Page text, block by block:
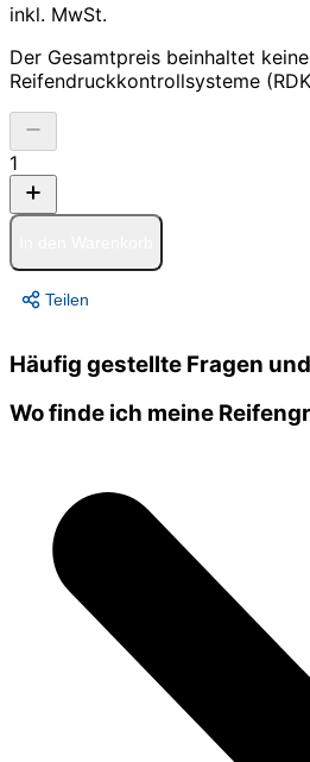
inkl. MwSt.
Der Gesamtpreis beinhaltet
Reifendruckkontrollsysteme
1
Teilen
Häufig gestellte Fragen
Wo finde ich meine